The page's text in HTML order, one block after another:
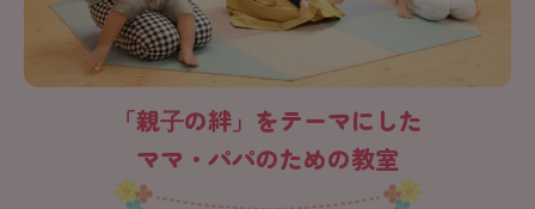
「親⼦の絆」をテーマにした
ママ・パパのための教室